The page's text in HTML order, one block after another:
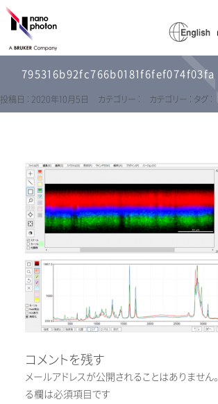
795316b92fc766b0181f6fef074f03fa
投稿日 : 2020年10月5日 カテゴリー : カテゴリー : タグ :
コメントを残す
メールアドレスが公開されることはありません。
る欄は必須項目です